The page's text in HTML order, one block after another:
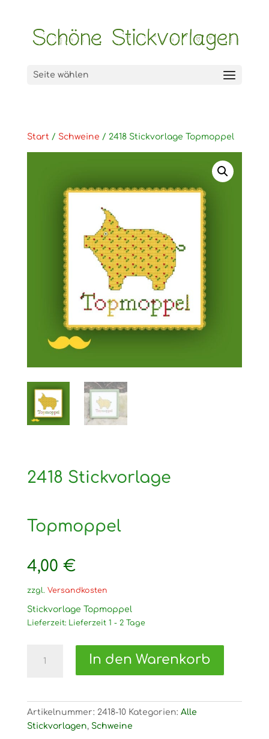
Seite wählen
Start / Schweine / 2418 Stickvorlage Topmoppel
2418 Stickvorlage
Topmoppel
4,00 €
zzgl. Versandkosten
Stickvorlage Topmoppel
Lieferzeit: Lieferzeit 1 - 2 Tage
Stickvorlage
In den Warenkorb
Artikelnummer: 2418-10 Kategorien: Alle
Stickvorlagen, Schweine